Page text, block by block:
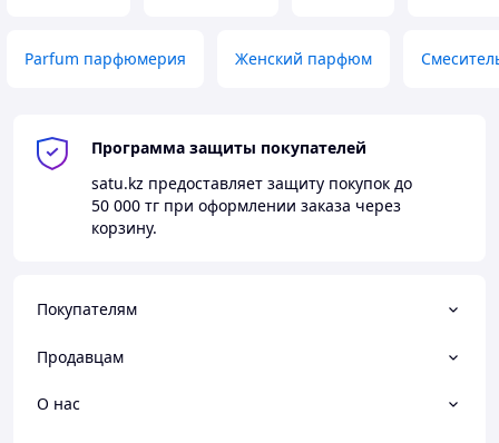
Parfum парфюмерия Женский парфюм
Программа защиты покупателей
satu.kz предоставляет защиту покупок до
50 000 тг при оформлении заказа через
корзину.
Покупателям
Продавцам
О нас